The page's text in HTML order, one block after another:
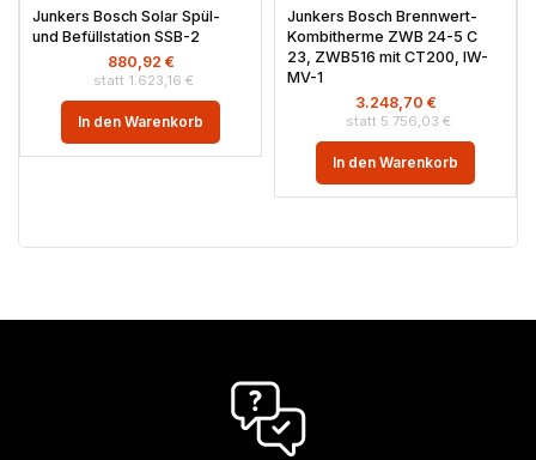
Junkers Bosch Solar Spül-
und Befüllstation SSB-2
1.623,16 €
880,92 €
In den Warenkorb
Junkers Bosch Brennwert-
Kombitherme ZWB 24-5 C
23, ZWB516 mit CT200, IW-
MV-1
5.756,03 €
3.248,70 €
In den Warenkorb